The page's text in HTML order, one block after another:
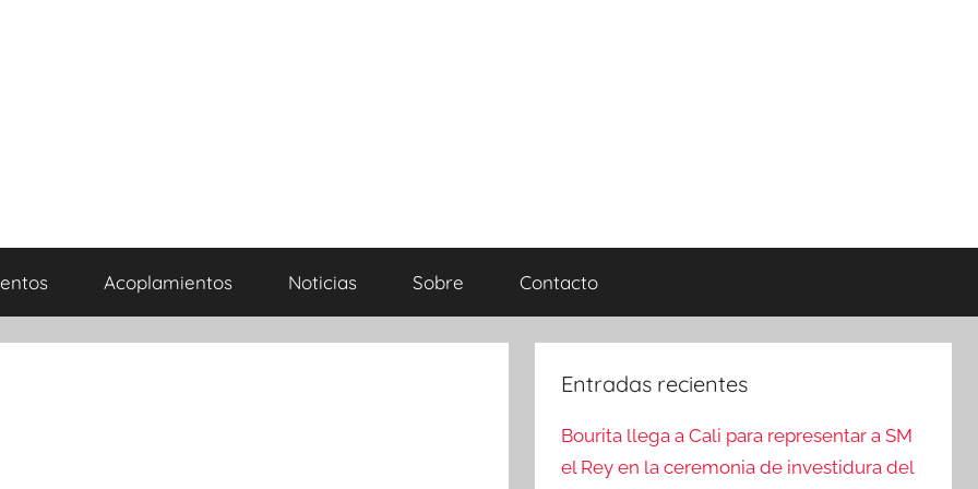
Acoplamientos Noticias Sobre Contacto
Entradas recientes
Bourita llega a Cali para representar a SM
el Rey en la ceremonia de investidura del